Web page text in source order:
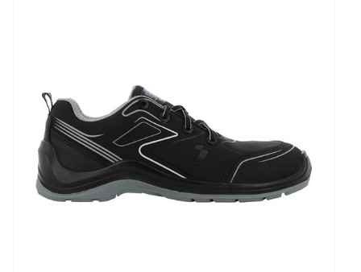
optie
kan
gekozen
worden